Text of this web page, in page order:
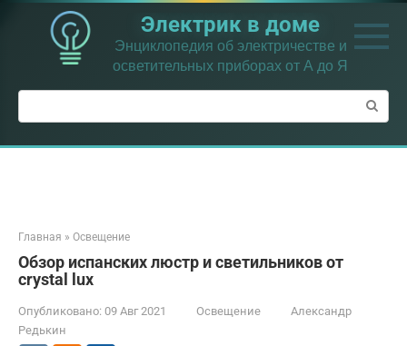
Перейти
контенту
Электрик в доме
Энциклопедия об электричестве и
осветительных приборах от А до Я
Поиск:
Главная » Освещение
Обзор испанских люстр и светильников от
crystal lux
Опубликовано: 09 Авг 2021 Освещение
Александр
Редькин